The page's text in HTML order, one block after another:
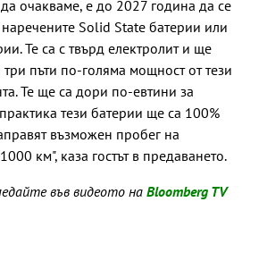
очакваме, е до 2027 година да се
Solid State батерии или
Те са с твърд електролит и ще
пъти по-голяма мощност от тези
Те ще са дори по-евтини за
тези батерии ще са 100%
възможен пробег на
км", каза гостът в предаването.
във видеото на Bloomberg TV